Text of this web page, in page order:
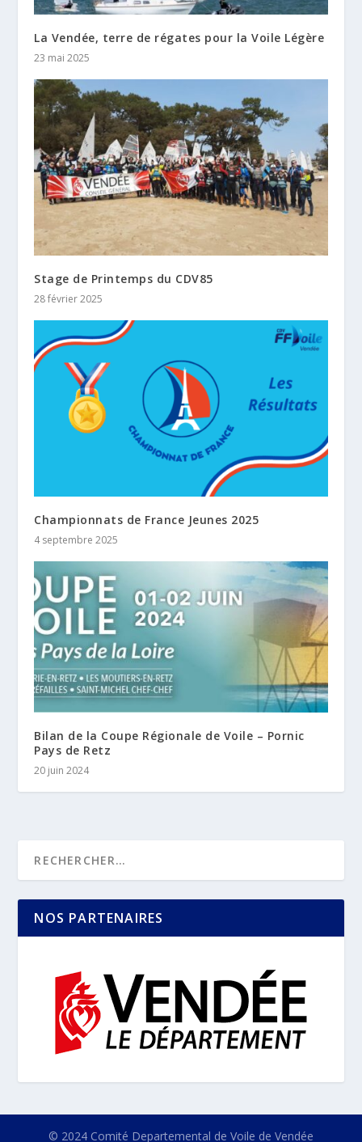
La Vendée, terre de régates pour la Voile Légère
23 mai 2025
Stage de Printemps du CDV85
28 février 2025
Championnats de France Jeunes 2025
4 septembre 2025
Bilan de la Coupe Régionale de Voile – Pornic
Pays de Retz
20 juin 2024
NOS PARTENAIRES
© 2024 Comité Departemental de Voile de Vendée